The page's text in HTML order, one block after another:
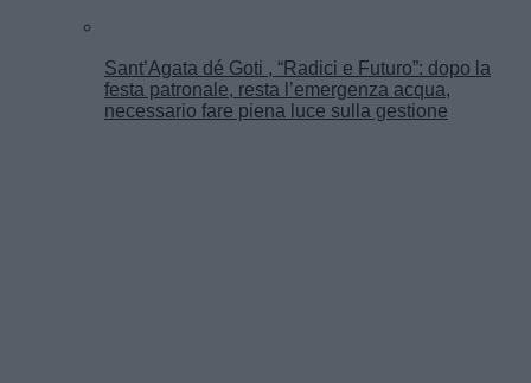
Sant’Agata dé Goti , “Radici e Futuro”: dopo la
festa patronale, resta l’emergenza acqua,
necessario fare piena luce sulla gestione